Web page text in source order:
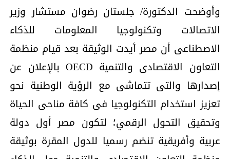
وأوضحت الدكتورة/ جلستان رضوان مستشار وزير
الاتصالات وتكنولوجيا المعلومات للذكاء
الاصطناعى أن مصر أيدت الوثيقة بعد قيام منظمة
التعاون الاقتصادى والتنمية OECD بالإعلان عن
إصدارها والتى تتماشى مع الرؤية الوطنية نحو
تعزيز استخدام التكنولوجيا فى كافة مناحى الحياة
وتحقيق التحول الرقمي؛ لتكون مصر أول دولة
عربية وأفريقية تنضم رسميا للدول المقرة بوثيقة